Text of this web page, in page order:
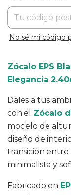
No sé mi código
Zócalo EPS
Elegancia
Dales a tus
con el Zócalo
modelo de
diseño de
transición entre
minimalista y
Fabricado en